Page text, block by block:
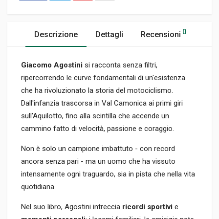
Descrizione Dettagli Recensioni 0
Giacomo Agostini si racconta senza filtri,
ripercorrendo le curve fondamentali di un'esistenza
che ha rivoluzionato la storia del motociclismo.
Dall'infanzia trascorsa in Val Camonica ai primi giri
sull'Aquilotto, fino alla scintilla che accende un
cammino fatto di velocità, passione e coraggio.
Non è solo un campione imbattuto - con record
ancora senza pari - ma un uomo che ha vissuto
intensamente ogni traguardo, sia in pista che nella vita
quotidiana.
Nel suo libro, Agostini intreccia ricordi sportivi e